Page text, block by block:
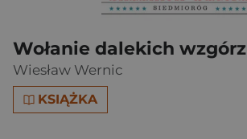
Wołanie dalekich wzgórz
Wiesław Wernic
KSIĄŻKA